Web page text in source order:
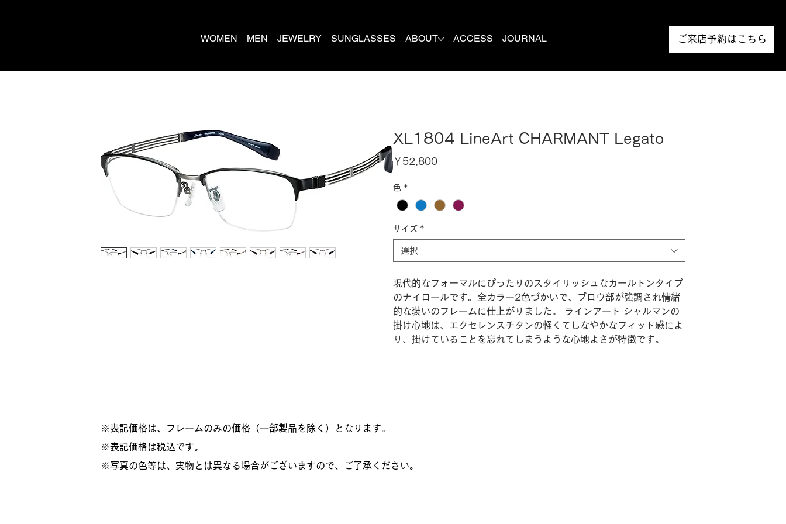
WOMEN MEN JEWELRY SUNGLASSES ABOUT ACCESS JOURNAL ご来店予約はこちら
XL1804 LineArt CHARMANT Legato
￥52,800価
色 *
サイズ *
選択
現代的なフォーマルにぴったりのスタイリッシュなカールトンタイプ
のナイロールです。全カラー2色づかいで、ブロウ部が強調され情緒
的な装いのフレームに仕上がりました。 ラインアート シャルマンの
掛け心地は、エクセレンスチタンの軽くてしなやかなフィット感によ
り、掛けていることを忘れてしまうような心地よさが特徴です。
※表記価格は、フレームのみの価格（一部製品を除く）となります。
​※表記価格は税込です。
※写真の色等は、実物とは異なる場合がございますので、ご了承ください。